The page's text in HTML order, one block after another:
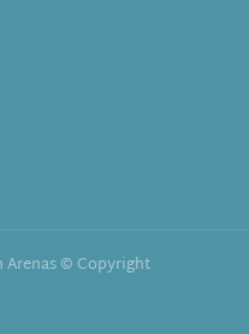
Arenas © Copyright